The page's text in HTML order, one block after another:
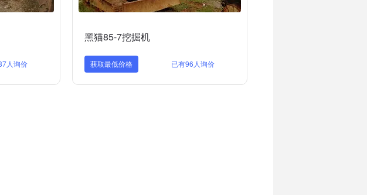
人询价
黑猫85-7挖掘机
获取最低价格 已有96人询价